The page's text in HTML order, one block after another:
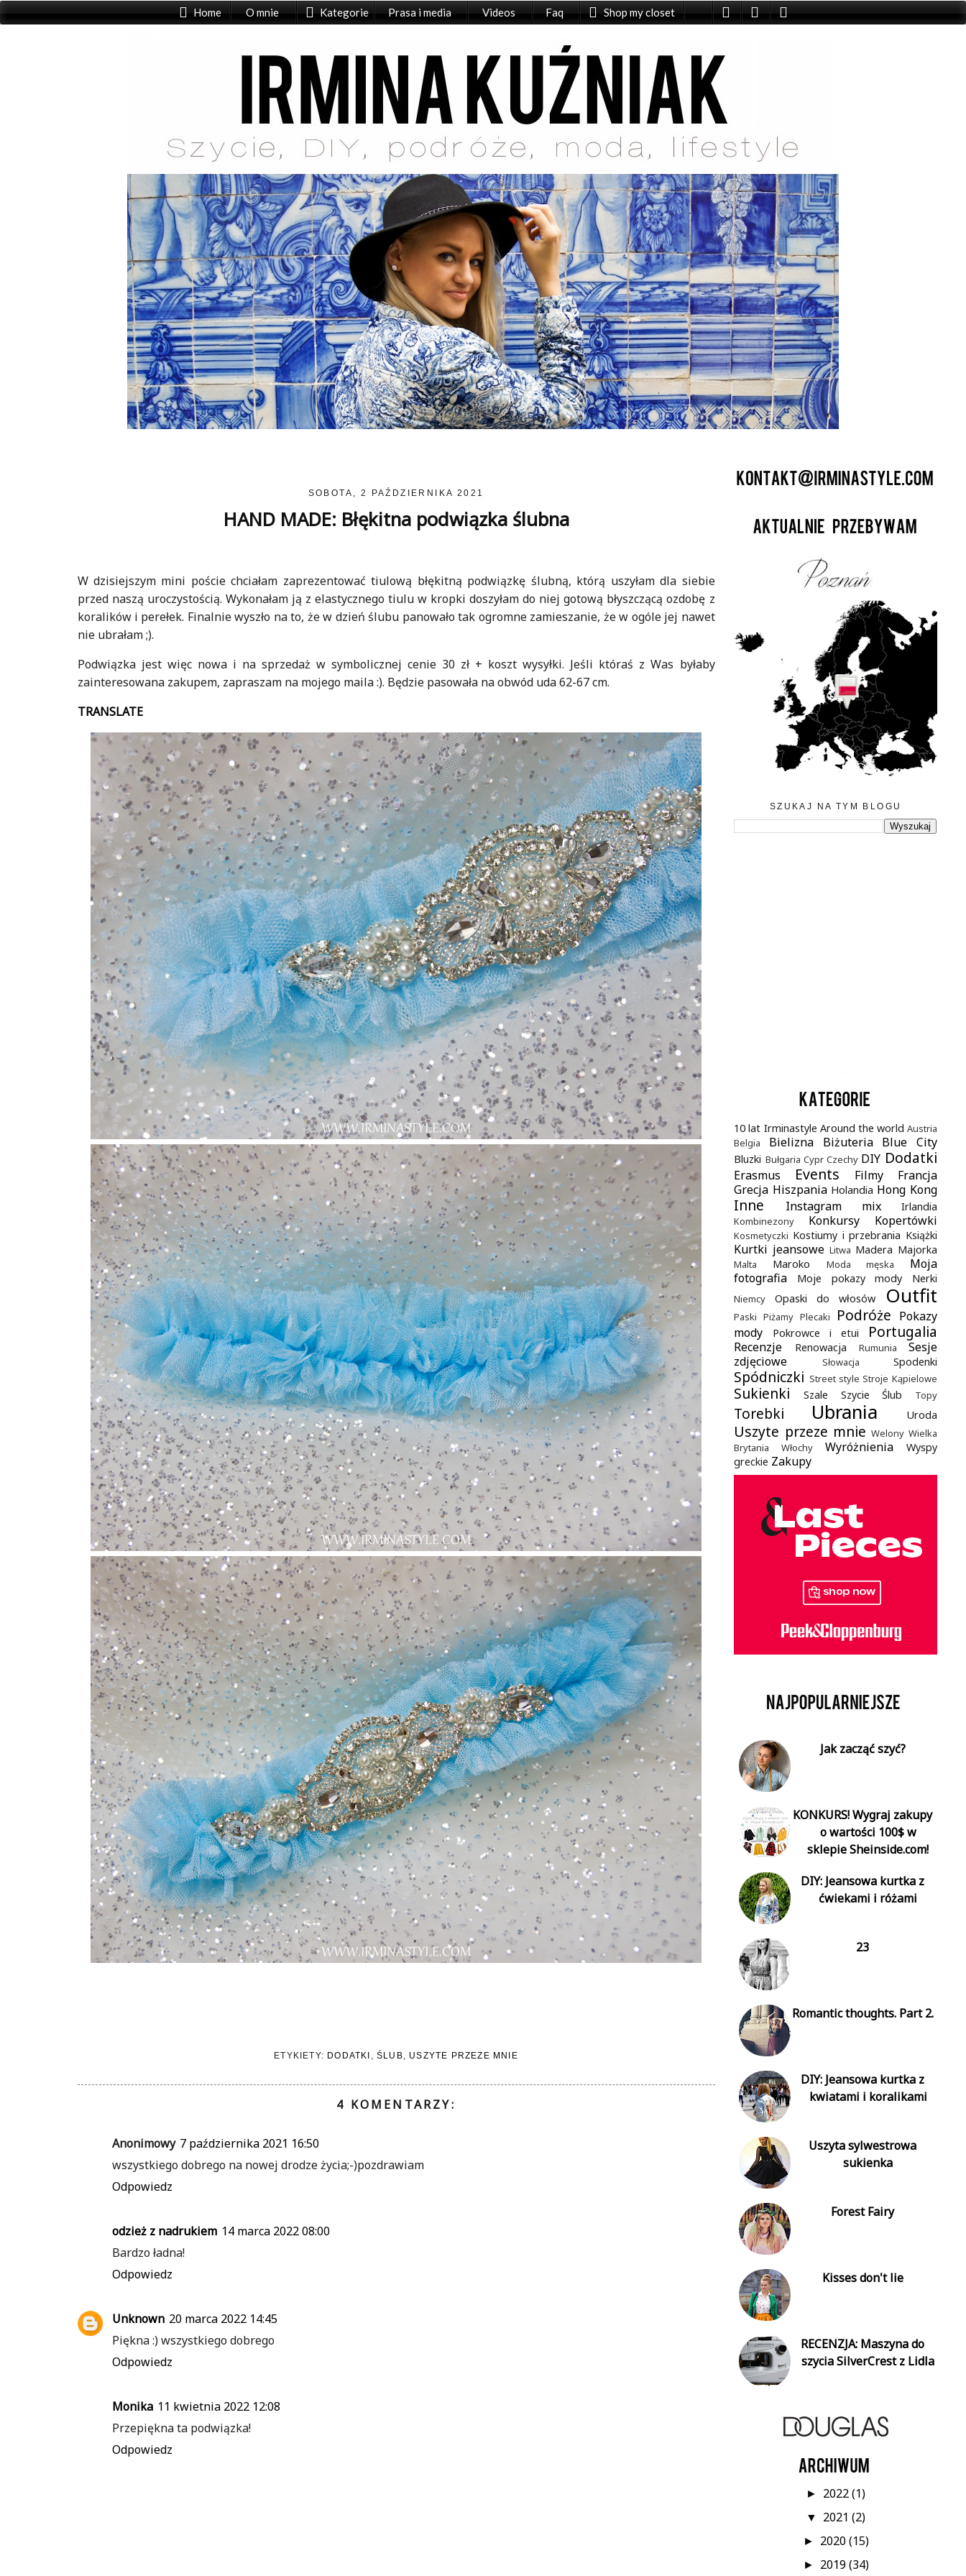
Home O mnie Kategorie Prasa i media Videos Faq Shop my closet
SOBOTA, 2 PAŹDZIERNIKA 2021
HAND MADE: Błękitna podwiązka ślubna
W dzisiejszym mini poście chciałam zaprezentować tiulową błękitną podwiązkę ślubną, którą uszyłam dla siebie
przed naszą uroczystością. Wykonałam ją z elastycznego tiulu w kropki doszyłam do niej gotową błyszczącą ozdobę z
koralików i perełek. Finalnie wyszło na to, że w dzień ślubu panowało tak ogromne zamieszanie, że w ogóle jej nawet
nie ubrałam ;).
Podwiązka jest więc nowa i na sprzedaż w symbolicznej cenie 30 zł + koszt wysyłki. Jeśli któraś z Was byłaby
zainteresowana zakupem, zapraszam na mojego maila :). Będzie pasowała na obwód uda 62-67 cm.
TRANSLATE
ETYKIETY: DODATKI ,ŚLUB USZYTE PRZEZE MNIE
4 KOMENTARZY:
Anonimowy 7 października 2021 16:50
wszystkiego dobrego na nowej drodze życia;-)pozdrawiam
Odpowiedz
odzież z nadrukiem 14 marca 2022 08:00
Bardzo ładna!
Odpowiedz
Unknown 20 marca 2022 14:45
Piękna :) wszystkiego dobrego
Odpowiedz
Monika 11 kwietnia 2022 12:08
Przepiękna ta podwiązka!
Odpowiedz
SZUKAJ NA TYM BLOGU
.
10 lat Irminastyle Around the world Austria
Belgia
Bielizna Biżuteria Blue City
Bluzki Bułgaria Cypr Czechy DIY Dodatki
Erasmus Events Filmy
Francja
Grecja Hiszpania Holandia Hong Kong
Inne Instagram mix Irlandia
Kombinezony Konkursy Kopertówki
Kosmetyczki Kostiumy i przebrania Książki
Kurtki jeansowe Litwa Madera Majorka
Malta Maroko Moda męska
Moja
fotografia
Moje pokazy mody Nerki
Niemcy Opaski do włosów Outfit
Paski Piżamy Plecaki Podróże Pokazy
mody
Pokrowce i etui Portugalia
Recenzje Renowacja Rumunia
Sesje
zdjęciowe
Słowacja Spodenki
Spódniczki Street style Stroje Kąpielowe
Sukienki Szale Szycie Ślub Topy
Torebki Ubrania Uroda
Uszyte przeze mnie Welony Wielka
Brytania
Włochy Wyróżnienia
Wyspy
greckie Zakupy
Jak zacząć szyć?
KONKURS! Wygraj zakupy
o wartości 100$ w
sklepie Sheinside.com!
DIY: Jeansowa kurtka z
ćwiekami i różami
23
Romantic thoughts. Part 2.
DIY: Jeansowa kurtka z
kwiatami i koralikami
Uszyta sylwestrowa
sukienka
Forest Fairy
Kisses don't lie
RECENZJA: Maszyna do
szycia SilverCrest z Lidla
► 2022(1)
▼ 2021(2)
► 2020(15)
► 2019(34)